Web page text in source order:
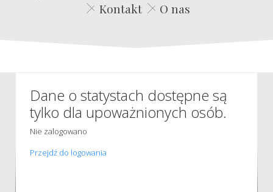
Kontakt
O nas
Dane o statystach dostępne są
tylko dla upoważnionych osób.
Nie zalogowano
Przejdź do logowania